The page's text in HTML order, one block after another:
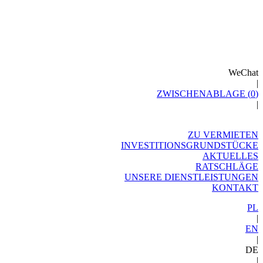
WeChat
|
ZWISCHENABLAGE (0)
|
ZU VERMIETEN
INVESTITIONSGRUNDSTÜCKE
AKTUELLES
RATSCHLÄGE
UNSERE DIENSTLEISTUNGEN
KONTAKT
PL
|
EN
|
DE
|